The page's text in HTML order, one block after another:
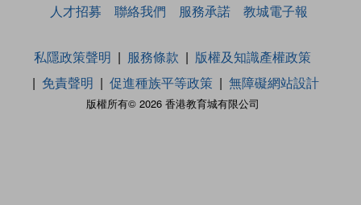
人才招募
聯絡我們 服務承諾 教城電子報
版權所有© 2026 香港教育城有限公司
私隱政策聲明 服務條款
版權及知識產權政策
免責聲明
促進種族平等政策 無障礙網站設計